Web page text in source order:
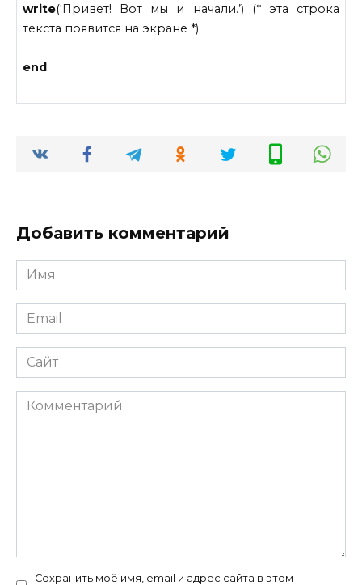
write(‘Привет! Вот мы и начали.’) (* эта строка
текста появится на экране *)
end .
Добавить комментарий
Имя
*
Email
*
Сайт
Комментарий
Сохранить моё имя, email и адрес сайта в этом